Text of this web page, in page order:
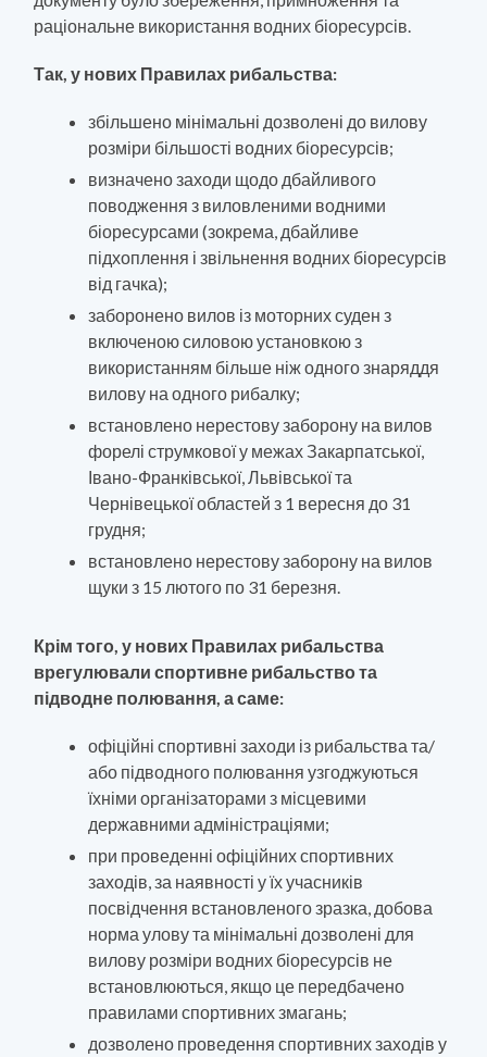
раціональне використання водних біоресурсів.
Так, у нових Правилах рибальства:
збільшено мінімальні дозволені до вилову
розміри більшості водних біоресурсів;
визначено заходи щодо дбайливого
поводження з виловленими водними
біоресурсами (зокрема, дбайливе
підхоплення і звільнення водних біоресурсів
від гачка);
заборонено вилов із моторних суден з
включеною силовою установкою з
використанням більше ніж одного знаряддя
вилову на одного рибалку;
встановлено нерестову заборону на вилов
форелі струмкової у межах Закарпатської,
Івано-Франківської, Львівської та
Чернівецької областей з 1 вересня до 31
грудня;
встановлено нерестову заборону на вилов
щуки з 15 лютого по 31 березня.
Крім того, у нових Правилах рибальства
врегулювали спортивне рибальство та
підводне полювання, а саме:
офіційні спортивні заходи із рибальства та/
або підводного полювання узгоджуються
їхніми організаторами з місцевими
державними адміністраціями;
при проведенні офіційних спортивних
заходів, за наявності у їх учасників
посвідчення встановленого зразка, добова
норма улову та мінімальні дозволені для
вилову розміри водних біоресурсів не
встановлюються, якщо це передбачено
правилами спортивних змагань;
дозволено проведення спортивних заходів у